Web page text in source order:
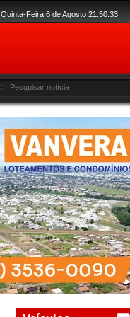
Quinta-Feira 6 de Agosto 21:50:33